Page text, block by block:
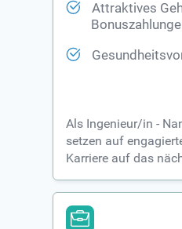
Attraktives
Als Ingenieur/in -
setzen auf
Karriere auf das